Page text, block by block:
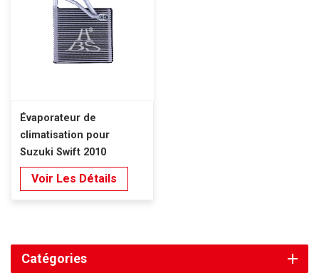
Évaporateur de
climatisation pour
Suzuki Swift 2010
Voir Les Détails
Catégories